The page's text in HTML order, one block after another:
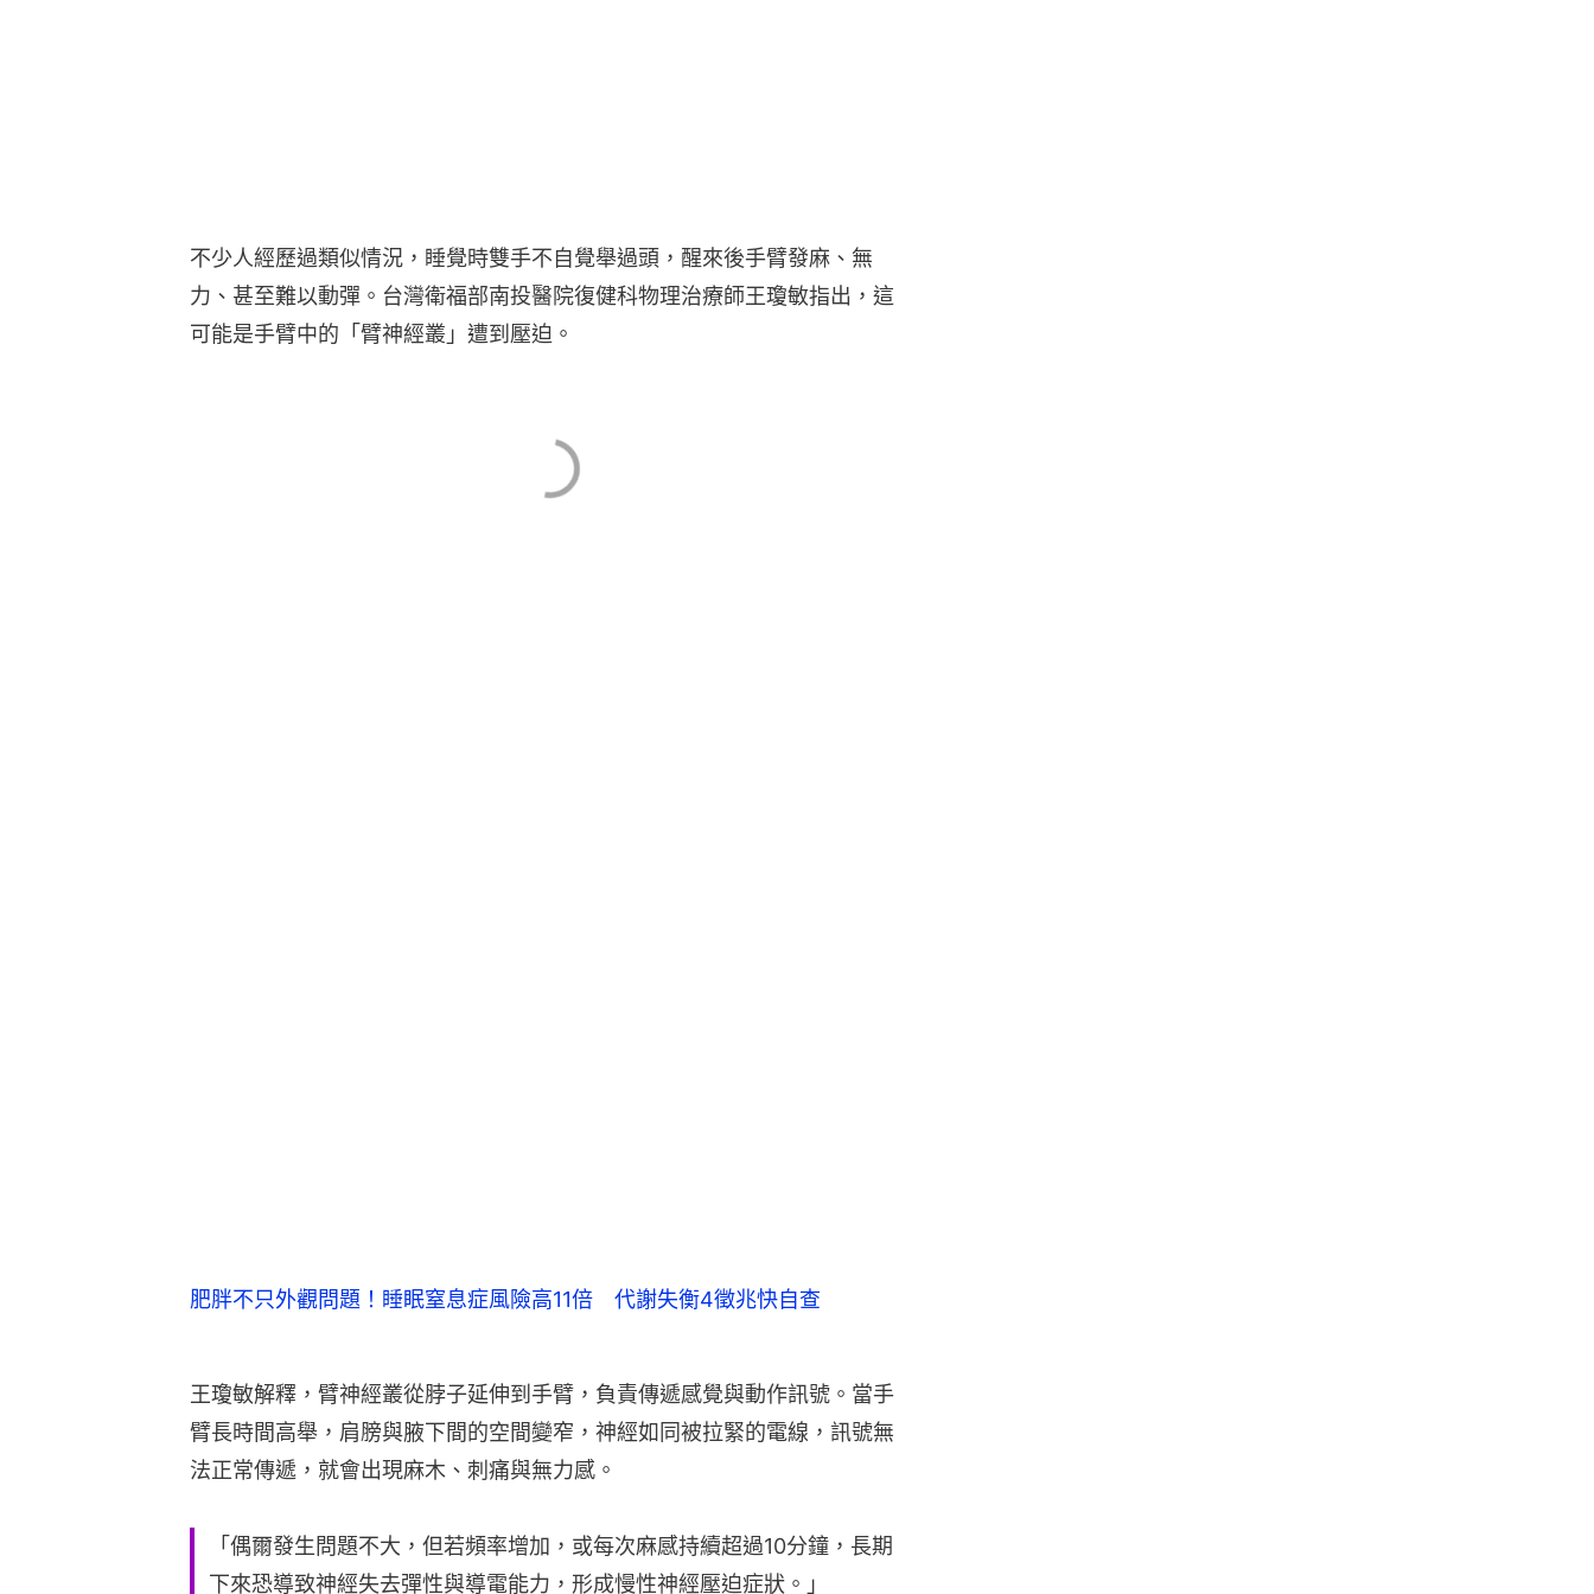
不少人經歷過類似情況，睡覺時雙手不自覺舉過頭，醒來後手臂發麻、無
力、甚至難以動彈。台灣衛福部南投醫院復健科物理治療師王瓊敏指出，這
可能是手臂中的「臂神經叢」遭到壓迫。
肥胖不只外觀問題！睡眠窒息症風險高11倍 代謝失衡4徵兆快自查
王瓊敏解釋，臂神經叢從脖子延伸到手臂，負責傳遞感覺與動作訊號。當手
臂長時間高舉，肩膀與腋下間的空間變窄，神經如同被拉緊的電線，訊號無
法正常傳遞，就會出現麻木、刺痛與無力感。
「偶爾發生問題不大，但若頻率增加，或每次麻感持續超過10分鐘，長期
下來恐導致神經失去彈性與導電能力，形成慢性神經壓迫症狀。」